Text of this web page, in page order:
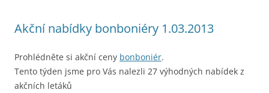
Akční nabídky bonboniéry 1.03.2013
Prohlédněte si akční ceny bonboniér.
Tento týden jsme pro Vás nalezli 27 výhodných nabídek z
akčních letáků